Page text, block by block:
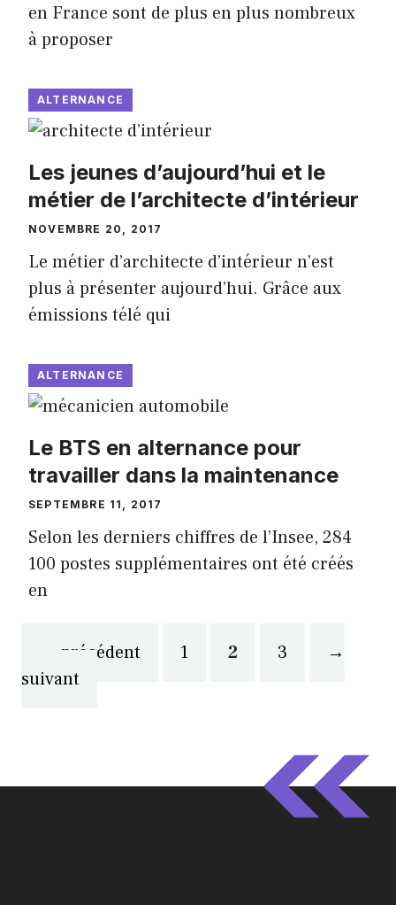
en France sont de plus en plus nombreux
à proposer
ALTERNANCE
Les jeunes d’aujourd’hui et le
métier de l’architecte d’intérieur
NOVEMBRE 20, 2017
Le métier d’architecte d’intérieur n’est
plus à présenter aujourd’hui. Grâce aux
émissions télé qui
ALTERNANCE
Le BTS en alternance pour
travailler dans la maintenance
SEPTEMBRE 11, 2017
Selon les derniers chiffres de l’Insee, 284
100 postes supplémentaires ont été créés
en
précédent Page
1 Page
2 Page
3
→
suivant